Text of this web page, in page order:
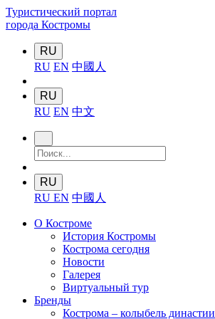
Туристический портал
города Костромы
RU
RU EN 中國人
RU
RU EN 中文
RU
RU EN 中國人
О Костроме
История Костромы
Кострома сегодня
Новости
Галерея
Виртуальный тур
Бренды
Кострома – колыбель